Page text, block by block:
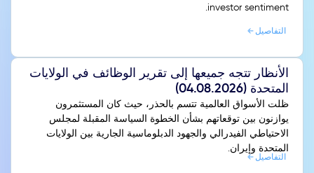
investor sentiment.
التفاصيل
الأنظار تتجه جميعها إلى تقرير الوظائف في الولايات
المتحدة (04.08.2026)
ظلت الأسواق العالمية تتسم بالحذر، حيث كان المستثمرون
يوازنون بين توقعاتهم بشأن الخطوة السياسة المقبلة لمجلس
الاحتياطي الفيدرالي والجهود الدبلوماسية الجارية بين الولايات
المتحدة وإيران.
التفاصيل